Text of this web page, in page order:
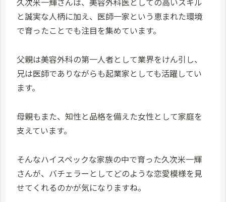
と誠実な人柄に加え、医師一家という恵まれた環境
で育ったことでも注目を集めています。
父親は美容外科の第一人者として業界をけん引し、
兄は医師でありながらも起業家としても活躍してい
ます。
母親もまた、知性と品格を備えた女性として家庭を
支えています。
そんなハイスペックな家族の中で育った久次米一輝
さんが、バチェラーとしてどのような恋愛模様を見
せてくれるのかが気になりますね。